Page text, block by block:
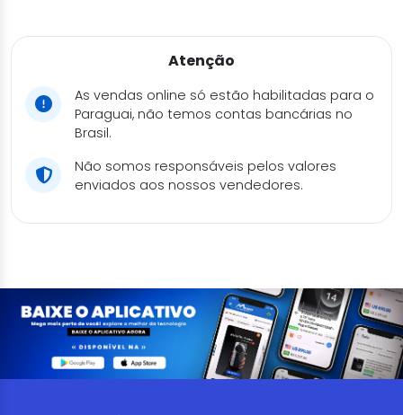
Atenção
As vendas online só estão habilitadas para o
Paraguai, não temos contas bancárias no
Brasil.
Não somos responsáveis pelos valores
enviados aos nossos vendedores.